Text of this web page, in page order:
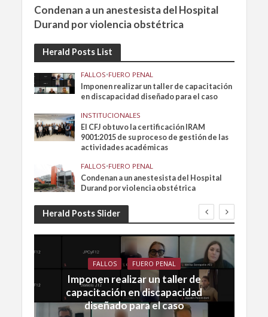
Condenan a un anestesista del Hospital
Durand por violencia obstétrica
Herald Posts List
FALLOS•FUERO PENAL
Imponen realizar un taller de capacitación
en discapacidad diseñado para el caso
INSTITUCIONALES
El CFJ obtuvo la certificación IRAM
9001:2015 de su proceso de gestión de las
actividades académicas
FALLOS•FUERO PENAL
Condenan a un anestesista del Hospital
Durand por violencia obstétrica
Herald Posts Slider
FALLOS FUERO PENAL
Imponen realizar un taller de
capacitación en discapacidad
diseñado para el caso